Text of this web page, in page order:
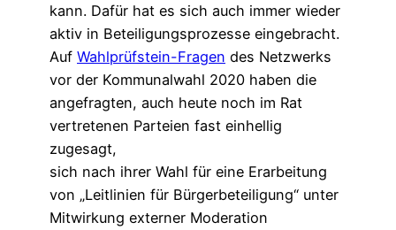
kann. Dafür hat es sich auch immer wieder
aktiv in Beteiligungsprozesse eingebracht.
Auf Wahlprüfstein-Fragen des Netzwerks
vor der Kommunalwahl 2020 haben die
angefragten, auch heute noch im Rat
vertretenen Parteien fast einhellig
zugesagt,
sich nach ihrer Wahl für eine Erarbeitung
von „Leitlinien für Bürgerbeteiligung“ unter
Mitwirkung externer Moderation